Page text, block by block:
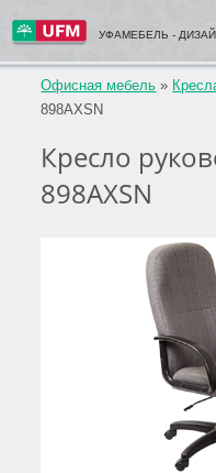
УФАМЕБЕЛЬ -
Офисная мебель »
898AXSN
Кресло
898AXSN